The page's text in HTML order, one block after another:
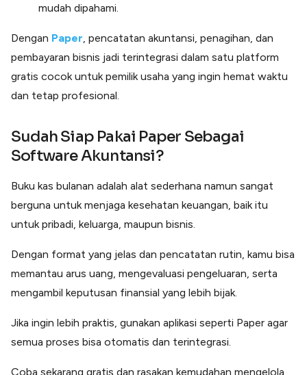
mudah dipahami.
Dengan Paper , pencatatan akuntansi, penagihan, dan
pembayaran bisnis jadi terintegrasi dalam satu platform
gratis cocok untuk pemilik usaha yang ingin hemat waktu
dan tetap profesional.
Sudah Siap Pakai Paper Sebagai
Software Akuntansi?
Buku kas bulanan adalah alat sederhana namun sangat
berguna untuk menjaga kesehatan keuangan, baik itu
untuk pribadi, keluarga, maupun bisnis.
Dengan format yang jelas dan pencatatan rutin, kamu bisa
memantau arus uang, mengevaluasi pengeluaran, serta
mengambil keputusan finansial yang lebih bijak.
Jika ingin lebih praktis, gunakan aplikasi seperti Paper agar
semua proses bisa otomatis dan terintegrasi.
Coba sekarang gratis dan rasakan kemudahan mengelola